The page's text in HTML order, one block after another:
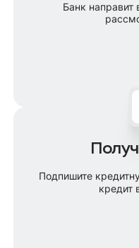
Банк
Подпишите
кредит